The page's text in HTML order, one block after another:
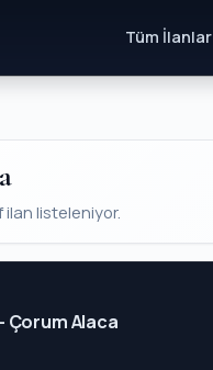
Tüm İlanlar
ilan listeleniyor.
Çorum Alaca